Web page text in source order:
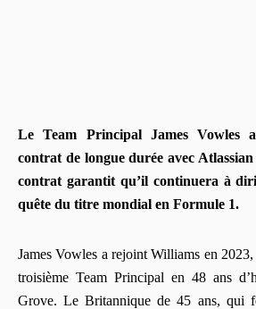
Le Team Principal James Vowles
contrat de longue durée avec
contrat garantit qu’il continuera à
quête du titre mondial en Formule 1.
James Vowles a rejoint Williams en
troisième Team Principal en 48 ans
Grove. Le Britannique de 45 ans, qui